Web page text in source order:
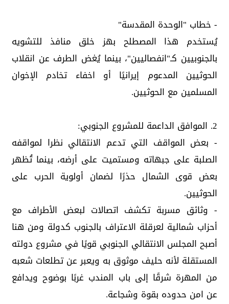
- خطاب "الوحدة المقدسة"
يُستخدم هذا المصطلح بهز خلق منافذ للتشويه
بالجنوبيين كـ"انفصاليين"، بينما يُغض الطرف عن انقلاب
الحوثيين المدعوم إيرانيًا أو اخفاء تخادم الإخوان
المسلمين مع الحوثيين.
2. الموافق الداعمة للمشروع الجنوبي:
- بعض المواقف التي تدعم الانتقالي نظرا لمواقفه
الصلبة على جبهاته ومستميت على أرضه، بينما تُظهر
بعض قوى الشمال حذرًا لضمان أولوية الحرب على
الحوثيين.
- وثائق مسربة تكشف اتصالات لبعض الأطراف مع
أحزاب شمالية لعرقلة الاعتراف بالجنوب كدولة ومن هنا
أصبح المجلس الانتقالي الجنوبي قويًا في مشروع دولته
المستقلة لأنه حليف موثوق به ويعبر عن تطلعات شعبه
من المهرة شرقًا إلى باب المندب غربًا بوضوح ويدافع
عن امن حدوده بقوة وشجاعة.